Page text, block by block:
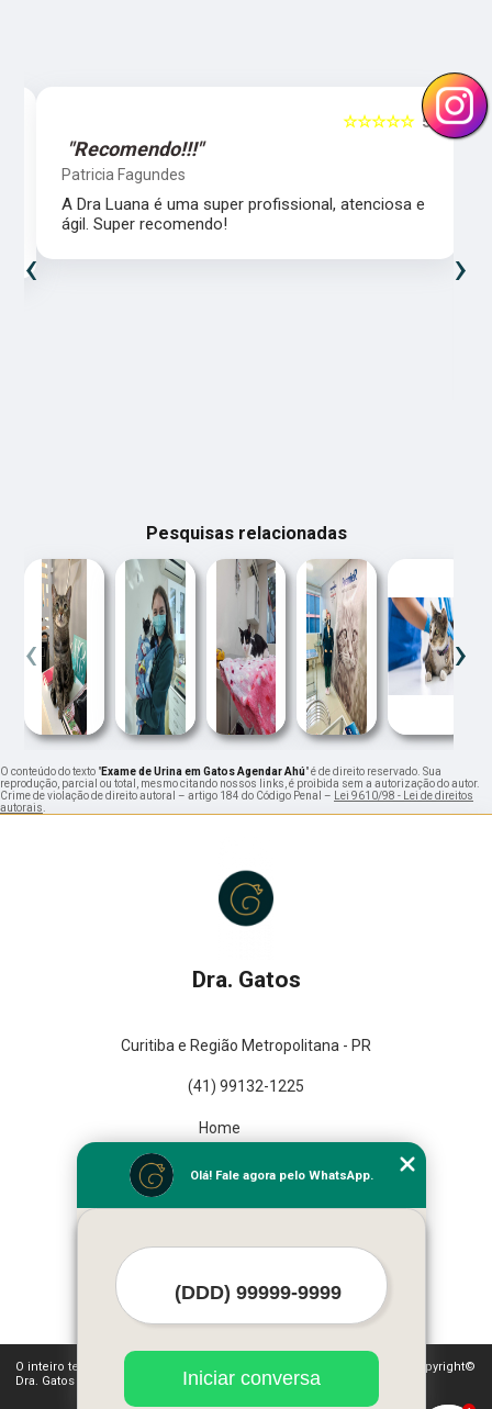
5
☆☆☆☆☆
"Recomendo!!!"
Patricia Fagundes
A Dra Luana é uma super profissional, atenciosa e
ágil. Super recomendo!
‹ ›
Pesquisas relacionadas
‹ ›
O conteúdo do texto "Exame de Urina em Gatos Agendar Ahú" é de direito reservado. Sua
reprodução, parcial ou total, mesmo citando nossos links, é proibida sem a autorização do autor.
Crime de violação de direito autoral – artigo 184 do Código Penal – Lei 9610/98 - Lei de direitos
autorais.
Dra. Gatos
Curitiba e Região Metropolitana - PR
(41) 99132-1225
Home
Missão
Serviços
O inteiro teor deste site está sujeito à proteção de direitos autorais. Copyright©
Dra. Gatos (Lei 9610 de 19/02/1998)
Olá! Fale agora pelo WhatsApp.
Iniciar conversa